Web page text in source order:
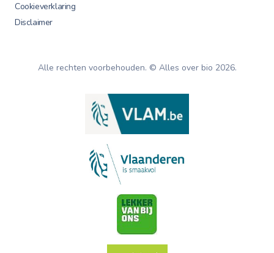
Cookieverklaring
Disclaimer
Alle rechten voorbehouden. © Alles over bio 2026.